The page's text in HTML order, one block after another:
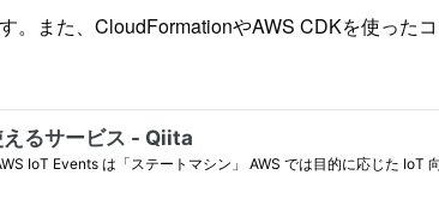
また、CloudFormationやAWS CDKを使った